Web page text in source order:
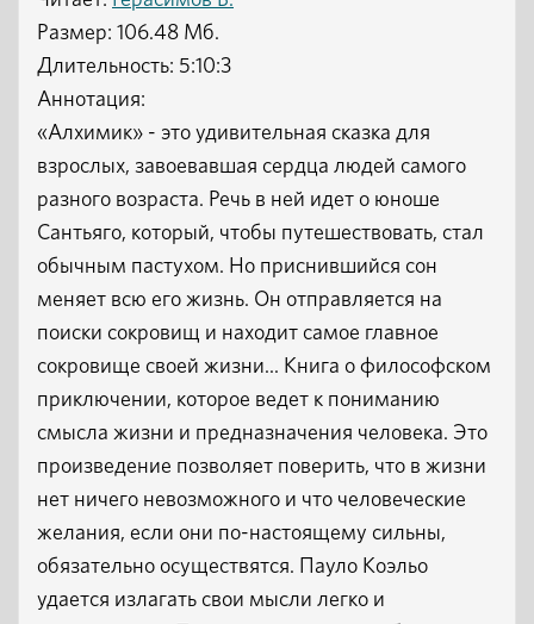
Размер: 106.48 Мб.
Длительность: 5:10:3
Аннотация:
«Алхимик» - это удивительная сказка для
взрослых, завоевавшая сердца людей самого
разного возраста. Речь в ней идет о юноше
Сантьяго, который, чтобы путешествовать, стал
обычным пастухом. Но приснившийся сон
меняет всю его жизнь. Он отправляется на
поиски сокровищ и находит самое главное
сокровище своей жизни... Книга о философском
приключении, которое ведет к пониманию
смысла жизни и предназначения человека. Это
произведение позволяет поверить, что в жизни
нет ничего невозможного и что человеческие
желания, если они по-настоящему сильны,
обязательно осуществятся. Пауло Коэльо
удается излагать свои мысли легко и